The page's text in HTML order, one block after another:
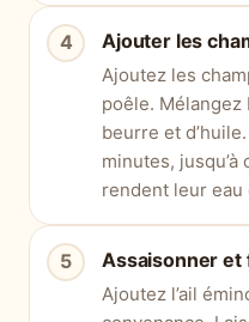
Ajouter les
Ajoutez les
poêle.
beurre et
minutes,
rendent leur
Assaisonner et
Ajoutez l’ail